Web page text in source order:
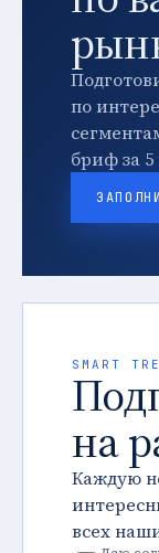
по
бриф за
SMART
на
Каждую
всех